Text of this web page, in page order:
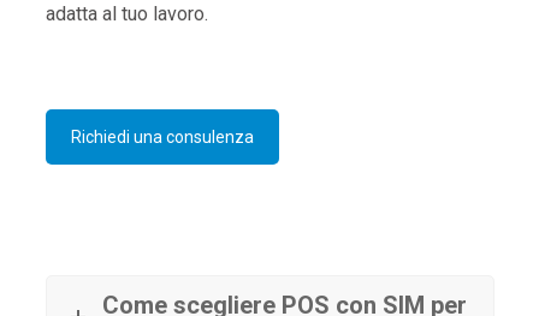
adatta al tuo lavoro.
Richiedi una consulenza
Come scegliere POS con SIM per